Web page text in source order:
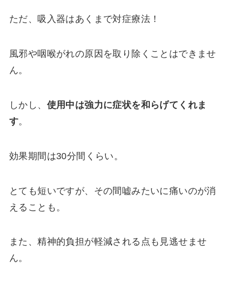
ただ、吸入器はあくまで対症療法！
風邪や咽喉がれの原因を取り除くことはできませ
ん。
しかし、 使用中は強力に症状を和らげてくれま
す。
効果期間は30分間くらい。
とても短いですが、その間嘘みたいに痛いのが消
えることも。
また、精神的負担が軽減される点も見逃せませ
ん。